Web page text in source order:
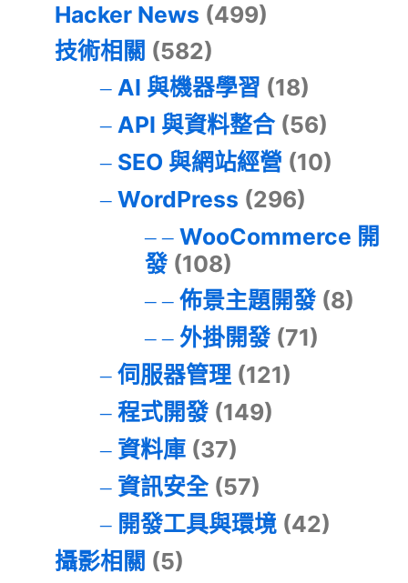
Hacker News (499)
技術相關 (582)
AI 與機器學習 (18)
API 與資料整合(56)
SEO 與網站經營 (10)
WordPress (296)
WooCommerce 開
發(108)
佈景主題開發(8)
外掛開發(71)
伺服器管理(121)
程式開發(149)
資料庫(37)
資訊安全(57)
開發工具與環境(42)
攝影相關 (5)